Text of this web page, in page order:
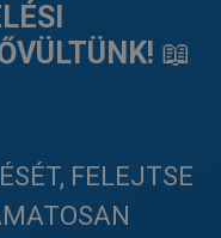
📖
FELEJTSE